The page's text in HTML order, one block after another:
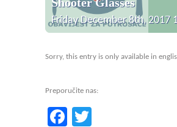
Friday December 8th, 2017
Sorry, this entry is only available in
Preporučite nas:
Facebook